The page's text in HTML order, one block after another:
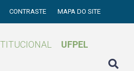
CONTRASTE MAPA DO SITE
UFPEL